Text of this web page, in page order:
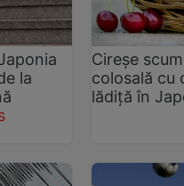
la
Cireșe
colosală cu
lădiță în